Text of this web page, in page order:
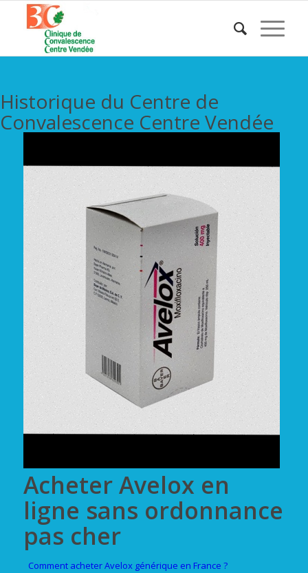
Historique du Centre de
Convalescence Centre Vendée
Acheter Avelox en
ligne sans ordonnance
pas cher
Comment acheter Avelox générique en France ?